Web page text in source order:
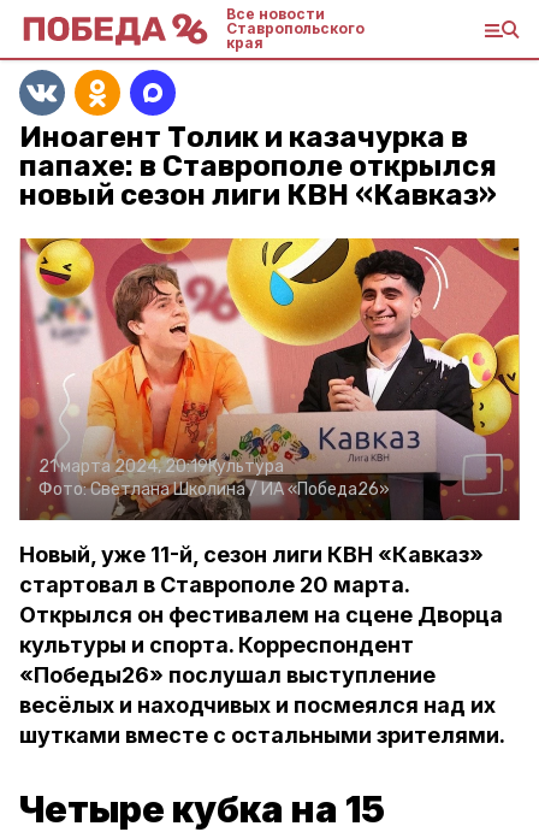
Все новости
Ставропольского
края
Иноагент Толик и казачурка в
папахе: в Ставрополе открылся
новый сезон лиги КВН «Кавказ»
21 марта 2024, 20:19Культура
Фото:Светлана Школина / ИА «Победа26»
Новый, уже 11-й, сезон лиги КВН «Кавказ»
стартовал в Ставрополе 20 марта.
Открылся он фестивалем на сцене Дворца
культуры и спорта. Корреспондент
«Победы26» послушал выступление
весёлых и находчивых и посмеялся над их
шутками вместе с остальными зрителями.
Четыре кубка на 15